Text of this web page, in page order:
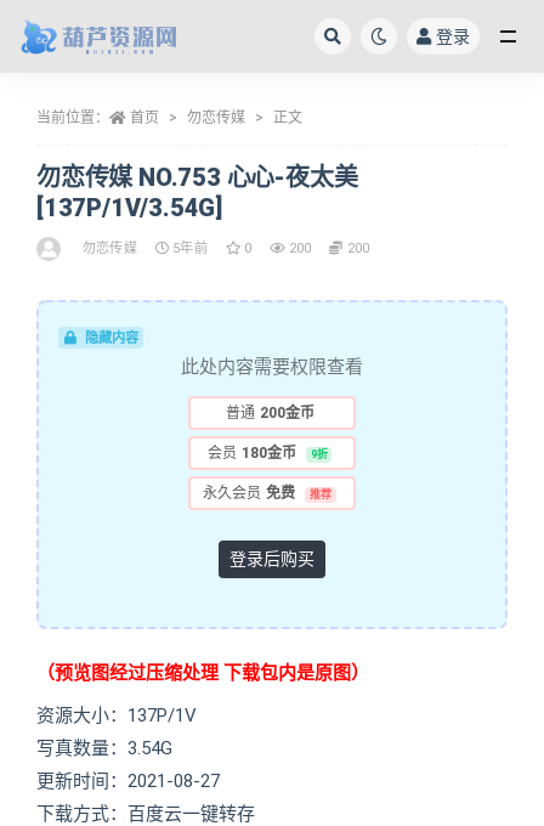
登录
当前位置： 首页 勿恋传媒 正文
勿恋传媒 NO.753 心心-夜太美
[137P/1V/3.54G]
勿恋传媒 5年前 0 200 200
隐藏内容
此处内容需要权限查看
普通 200金币
会员 180金币 9折
永久会员 免费 推荐
登录后购买
（预览图经过压缩处理 下载包内是原图）
资源大小：137P/1V
写真数量：3.54G
更新时间：2021-08-27
下载方式：百度云一键转存